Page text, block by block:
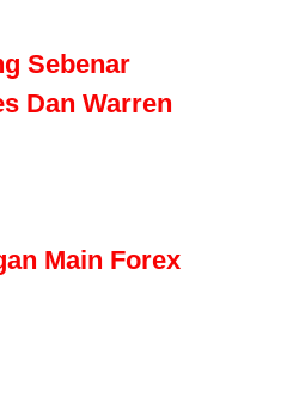
Sebenar
Dan Warren
Main Forex